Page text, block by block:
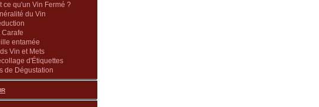
ce qu'un Vin Fermé ?
du Vin
Carafe
entamée
Vin et Mets
d'Étiquettes
de Dégustation